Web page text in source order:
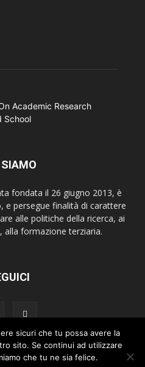
fondata il 26 giugno 2013, è
e persegue finalità di carattere
alle politiche della ricerca, ai
alla formazione terziaria.
Newsletter Roars Review
sicuri che tu possa avere la
sito. Se continui ad utilizzare
che tu ne sia felice.